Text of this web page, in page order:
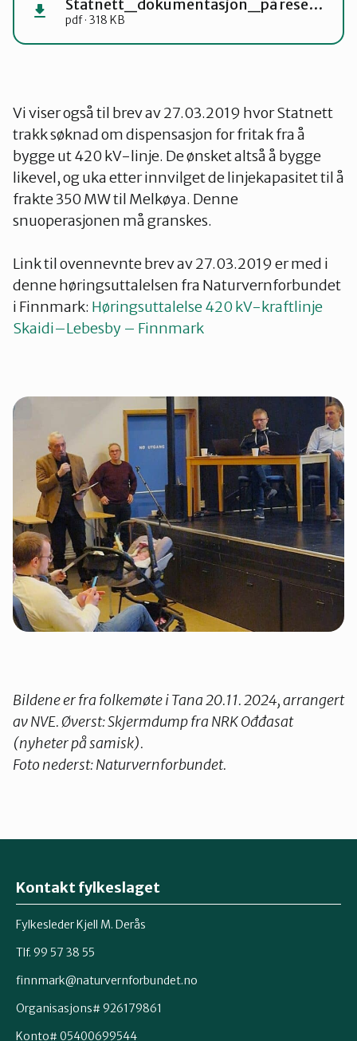
Statnett_dokumentasjon_på reservert_nett_3448744_alta
pdf · 318 KB
Vi viser også til brev av 27.03.2019 hvor Statnett
trakk søknad om dispensasjon for fritak fra å
bygge ut 420 kV-linje. De ønsket altså å bygge
likevel, og uka etter innvilget de linjekapasitet til å
frakte 350 MW til Melkøya. Denne
snuoperasjonen må granskes.
Link til ovennevnte brev av 27.03.2019 er med i
denne høringsuttalelsen fra Naturvernforbundet
i Finnmark: Høringsuttalelse 420 kV-kraftlinje
Skaidi–Lebesby – Finnmark
Bildene er fra folkemøte i Tana 20.11. 2024, arrangert
av NVE. Øverst: Skjermdump fra NRK Ođđasat
(nyheter på samisk).
Foto nederst: Naturvernforbundet.
Kontakt fylkeslaget
Fylkesleder Kjell M. Derås
Tlf. 99 57 38 55
finnmark@naturvernforbundet.no
Organisasjons# 926179861
Konto# 05400699544